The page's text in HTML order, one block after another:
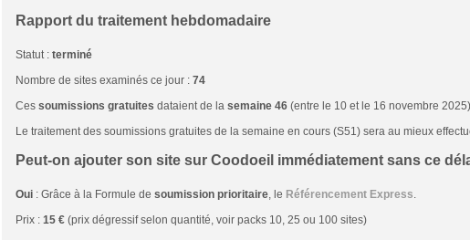
Rapport du traitement hebdomadaire
Statut : terminé
Nombre de sites examinés ce jour : 74
Ces soumissions gratuites dataient de la semaine 46(entre le 10 et le 16 novembre
Le traitement des soumissions gratuites de la semaine en cours (S51) sera au mieux
Peut-on ajouter son site sur Coodoeil immédiatement sans ce
Oui: Grâce à la Formule de soumission prioritaire, le Référencement Express.
Prix : 15 €(prix dégressif selon quantité, voir packs 10, 25 ou 100 sites)